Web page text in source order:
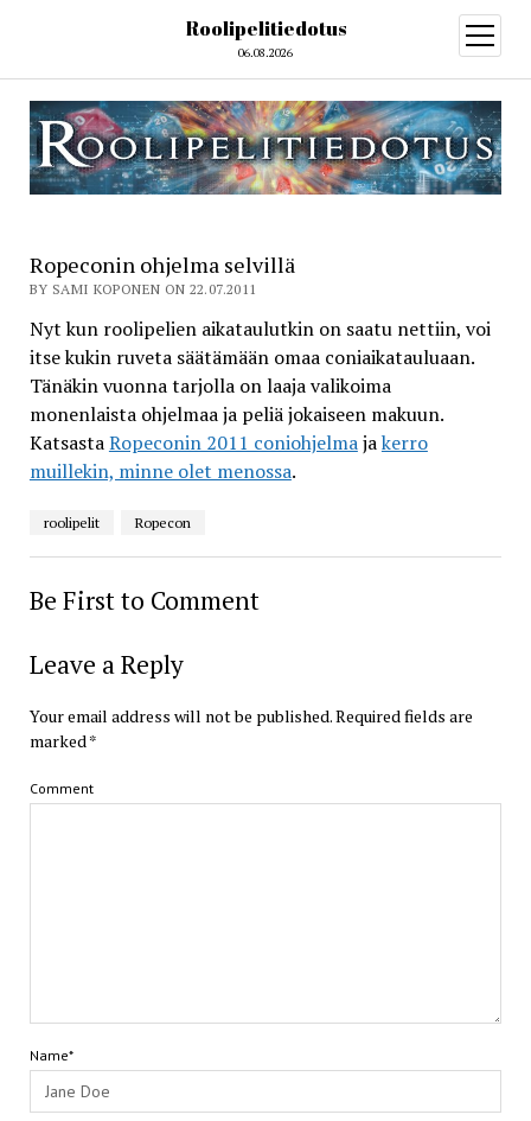
Roolipelitiedotus
06.08.2026
open
menu
Ropeconin ohjelma selvillä
BY SAMI KOPONEN ON 22.07.2011
Nyt kun roolipelien aikataulutkin on saatu nettiin, voi
itse kukin ruveta säätämään omaa coniaikatauluaan.
Tänäkin vuonna tarjolla on laaja valikoima
monenlaista ohjelmaa ja peliä jokaiseen makuun.
KatsastaRopeconin 2011 coniohjelmajakerro
muillekin, minne olet menossa.
roolipelit Ropecon
Be First to Comment
Leave a Reply
Your email address will not be published.Required fields are
marked*
Comment
Name*